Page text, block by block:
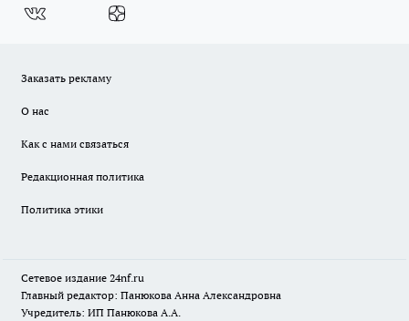
Заказать рекламу
О нас
Как с нами связаться
Редакционная политика
Политика этики
Сетевое издание 24nf.ru
Главный редактор: Панюкова Анна Александровна
Учредитель: ИП Панюкова А.А.